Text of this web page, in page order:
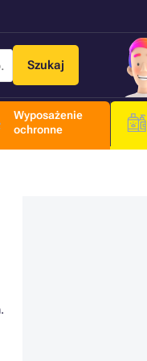
Szukaj
Wyposażenie
ochronne